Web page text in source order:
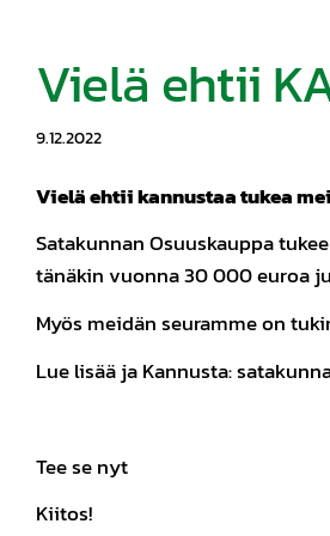
Vielä ehtii
9.12.2022
Vielä ehtii kannustaa tukea
Satakunnan Osuuskauppa
tänäkin vuonna 30 000 euroa
Myös meidän seuramme on
Lue lisää ja Kannusta:
Tee se nyt
Kiitos!